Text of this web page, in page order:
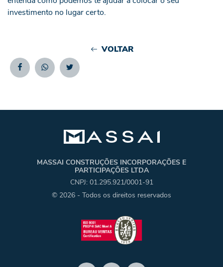
investimento no lugar certo.
VOLTAR
FacebookWhatsappTwitter
MASSAI CONSTRUÇÕES INCORPORAÇÕES E
PARTICIPAÇÕES LTDA
CNPJ: 01.295.921/0001-91
© 2026 - Todos os direitos reservados